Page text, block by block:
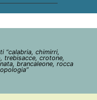
“calabria, chimirri,
trebisacce, crotone,
brancaleone, rocca